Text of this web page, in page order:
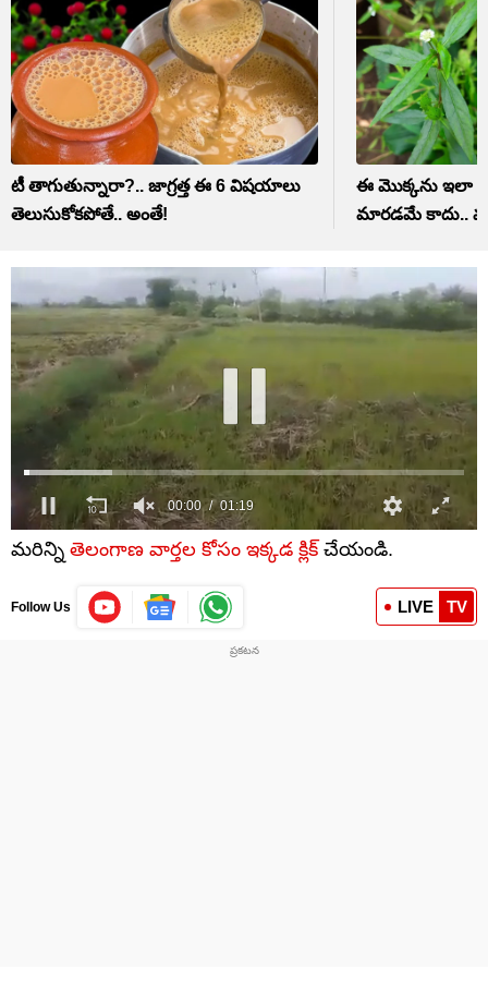
టీ తాగుతున్నారా?.. జాగ్రత్త ఈ 6 విషయాలు
తెలుసుకోకపోతే.. అంతే!
ఈ మొక్కను ఇలా
మారడమే కాదు..
మరిన్ని తెలంగాణ వార్తల కోసం ఇక్కడ క్లిక్చేయండి.
Follow Us LIVE TV